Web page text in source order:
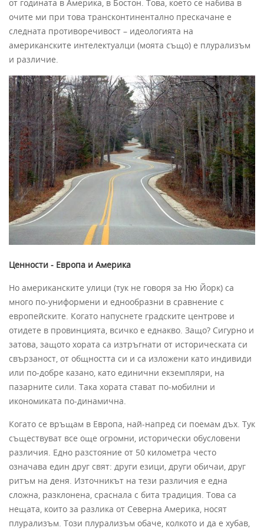
от годината в Америка, в Бостон. Това, което се набива в
очите ми при това трансконтинентално прескачане е
следната противоречивост – идеологията на
американските интелектуалци (моята също) е плурализъм
и различие.
Ценности - Европа и Америка
Но американските улици (тук не говоря за Ню Йорк) са
много по-униформени и еднообразни в сравнение с
европейските. Когато напуснете градските центрове и
отидете в провинцията, всичко е еднакво. Защо? Сигурно и
затова, защото хората са изтръгнати от историческата си
свързаност, от общността си и са изложени като индивиди
или по-добре казано, като единични екземпляри, на
пазарните сили. Така хората стават по-мобилни и
икономиката по-динамична.
Когато се връщам в Европа, най-напред си поемам дъх. Тук
съществуват все още огромни, исторически обусловени
различия. Едно разстояние от 50 километра често
означава един друг свят: други езици, други обичаи, друг
ритъм на деня. Източникът на тези различия е една
сложна, разклонена, сраснала с бита традиция. Това са
нещата, които за разлика от Северна Америка, носят
плурализъм. Този плурализъм обаче, колкото и да е хубав,